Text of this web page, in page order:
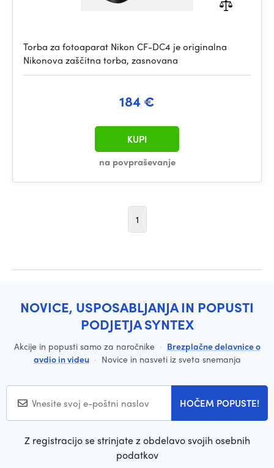
Torba za fotoaparat Nikon CF-DC4 je originalna
Nikonova zaščitna torba, zasnovana
184 €
na povpraševanje
KUPI
1
NOVICE, USPOSABLJANJA IN POPUSTI
PODJETJA SYNTEX
Akcije in popusti samo za naročnike · Brezplačne delavnice o
avdio in videu · Novice in nasveti iz sveta snemanja
HOČEM POPUSTE!
Z registracijo se strinjate z obdelavo svojih osebnih
podatkov